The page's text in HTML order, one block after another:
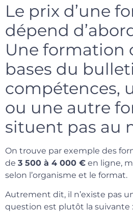
Le prix d’une
dépend
Une formation
bases du
compétences,
ou une autre
situent pas au
On trouve par exemple des
de 3 500 à 4 000 € en ligne,
selon l’organisme et le format.
Autrement dit, il n’existe pas
question est plutôt la suivante :